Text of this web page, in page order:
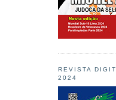
REVISTA
2024